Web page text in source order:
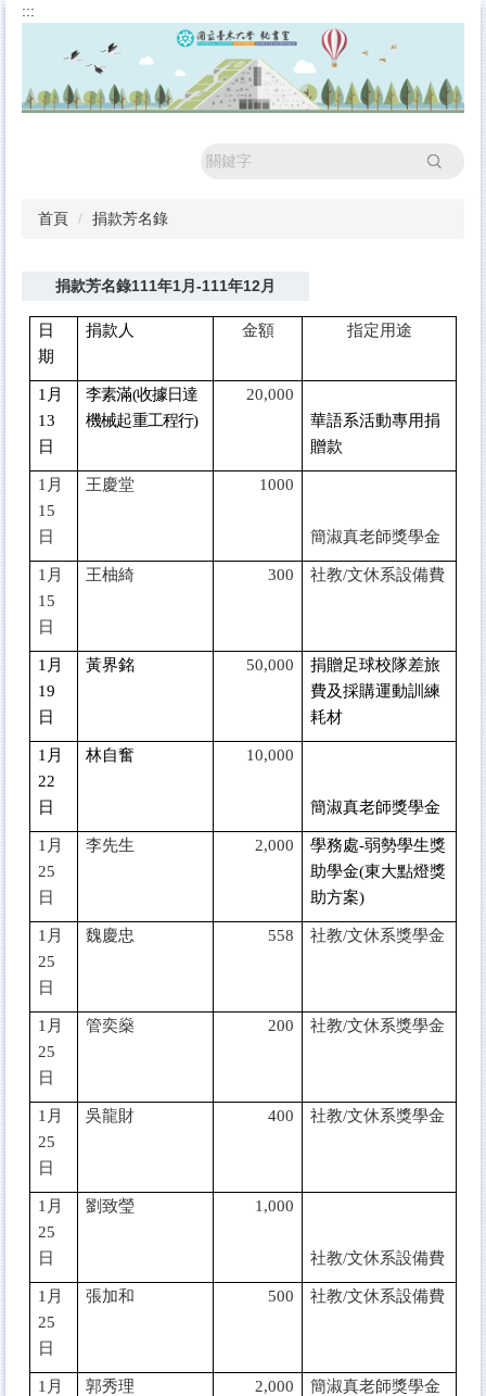
跳
內
:::
搜尋
首頁 捐款芳名錄
捐款芳名錄111年1月-111年12月
日
期
捐款人 金額 指定用途
1 月
13
日
李素滿(收據日達
機械起重工程行)
20,000
華語系活動專用捐
贈款
1 月
15
日
王慶堂 1000
簡淑真老師獎學金
1 月
15
日
王柚綺 300 社教/文休系設備費
1 月
19
日
黃界銘 50,000
捐贈足球校隊差旅
費及採購運動訓練
耗材
1 月
22
日
林自奮 10,000
簡淑真老師獎學金
1 月
25
日
李先生 2,000
學務處-弱勢學生獎
助學金(東大點燈獎
助方案)
1 月
25
日
魏慶忠 558 社教/文休系獎學金
1 月
25
日
管奕燊 200 社教/文休系獎學金
1 月
25
日
吳龍財 400 社教/文休系獎學金
1 月
25
日
劉致瑩 1,000
社教/文休系設備費
1 月
25
日
張加和 500 社教/文休系設備費
1 月
郭秀理 2,000 簡淑真老師獎學金